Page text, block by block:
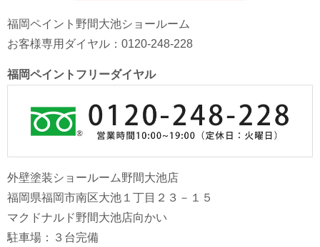
福岡ペイント野間大池ショールーム
お客様専用ダイヤル：0120-248-228
福岡ペイントフリーダイヤル
外壁塗装ショールーム野間大池店
福岡県福岡市南区大池１丁目２３－１５
マクドナルド野間大池店向かい
駐車場：３台完備